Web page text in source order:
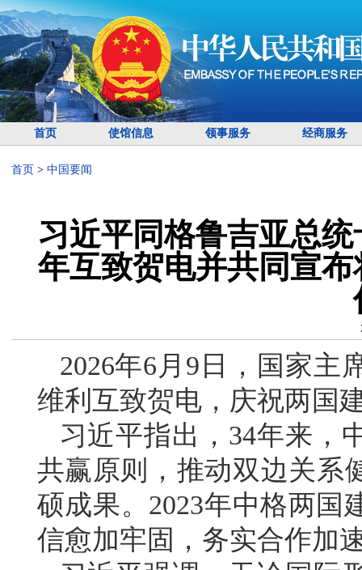
首页 使馆信息 领事服务 经商服务
首页 > 中国要闻
习近平同格鲁吉亚总
年互致贺电并共同宣
2026年6月9日，国家主
维利互致贺电，庆祝两国
习近平指出，34年来，
共赢原则，推动双边关系
硕成果。2023年中格两国
信愈加牢固，务实合作加